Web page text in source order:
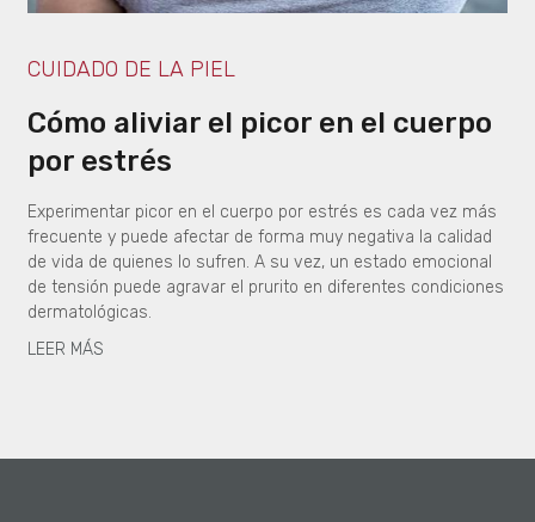
CUIDADO DE LA PIEL
Cómo aliviar el picor en el cuerpo
por estrés
Experimentar picor en el cuerpo por estrés es cada vez más
frecuente y puede afectar de forma muy negativa la calidad
de vida de quienes lo sufren. A su vez, un estado emocional
de tensión puede agravar el prurito en diferentes condiciones
dermatológicas.
LEER MÁS